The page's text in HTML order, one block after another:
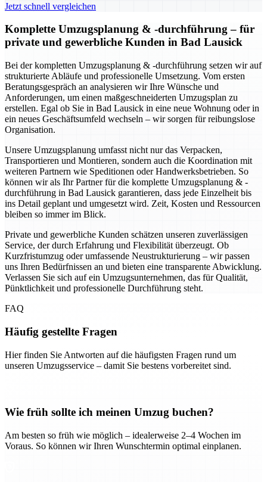
Jetzt schnell vergleichen
Komplette Umzugsplanung & -durchführung – für
private und gewerbliche Kunden in Bad Lausick
Bei der kompletten Umzugsplanung & -durchführung setzen wir auf
strukturierte Abläufe und professionelle Umsetzung. Vom ersten
Beratungsgespräch an analysieren wir Ihre Wünsche und
Anforderungen, um einen maßgeschneiderten Umzugsplan zu
erstellen. Egal ob Sie in Bad Lausick in eine neue Wohnung oder in
ein neues Geschäftsumfeld wechseln – wir sorgen für reibungslose
Organisation.
Unsere Umzugsplanung umfasst nicht nur das Verpacken,
Transportieren und Montieren, sondern auch die Koordination mit
weiteren Partnern wie Speditionen oder Handwerksbetrieben. So
können wir als Ihr Partner für die komplette Umzugsplanung & -
durchführung in Bad Lausick garantieren, dass jede Einzelheit bis
ins Detail geplant und umgesetzt wird. Zeit, Kosten und Ressourcen
bleiben so immer im Blick.
Private und gewerbliche Kunden schätzen unseren zuverlässigen
Service, der durch Erfahrung und Flexibilität überzeugt. Ob
Kurzfristumzug oder umfassende Neustrukturierung – wir passen
uns Ihren Bedürfnissen an und bieten eine transparente Abwicklung.
Verlassen Sie sich auf ein Umzugsunternehmen, das für Qualität,
Pünktlichkeit und professionelle Durchführung steht.
FAQ
Häufig gestellte Fragen
Hier finden Sie Antworten auf die häufigsten Fragen rund um
unseren Umzugsservice – damit Sie bestens vorbereitet sind.
Wie früh sollte ich meinen Umzug buchen?
Am besten so früh wie möglich – idealerweise 2–4 Wochen im
Voraus. So können wir Ihren Wunschtermin optimal einplanen.